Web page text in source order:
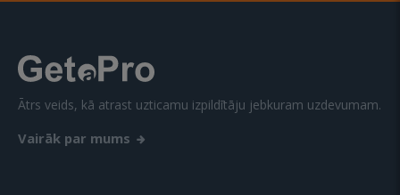
Ātrs veids, kā atrast uzticamu izpildītāju jebkuram uzdevumam.
Vairāk par mums